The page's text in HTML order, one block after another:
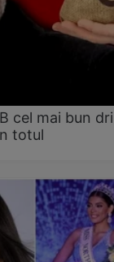
cel mai bun
totul